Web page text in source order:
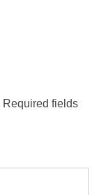
Required fields